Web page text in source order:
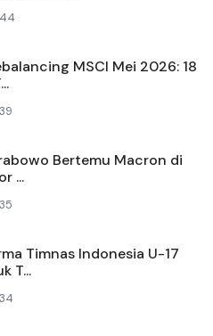
MSCI Mei 2026: 18
Bertemu Macron di
...
Timnas Indonesia U-17
T...